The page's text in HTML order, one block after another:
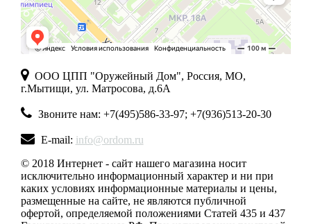
ООО ЦПП "Оружейный Дом", Россия, МО,
г.Мытищи, ул. Матросова, д.6А
Звоните нам: +7(495)586-33-97; +7(936)513-20-30
E-mail: info@ordom.ru
© 2018 Интернет - сайт нашего магазина носит
исключительно информационный характер и ни при
каких условиях информационные материалы и цены,
размещенные на сайте, не являются публичной
офертой, определяемой положениями Статей 435 и 437